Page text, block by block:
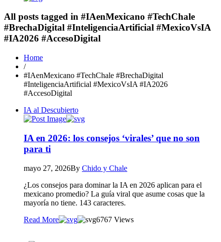
All posts tagged in #IAenMexicano #TechChale
#BrechaDigital #InteligenciaArtificial #MexicoVsIA
#IA2026 #AccesoDigital
Home
/
#IAenMexicano #TechChale #BrechaDigital
#InteligenciaArtificial #MexicoVsIA #IA2026
#AccesoDigital
IA al Descubierto
IA en 2026: los consejos ‘virales’ que no son
para ti
mayo 27, 2026By Chido y Chale
¿Los consejos para dominar la IA en 2026 aplican para el
mexicano promedio? La guía viral que asume cosas que la
mayoría no tiene. 143 caracteres.
Read More
6767 Views